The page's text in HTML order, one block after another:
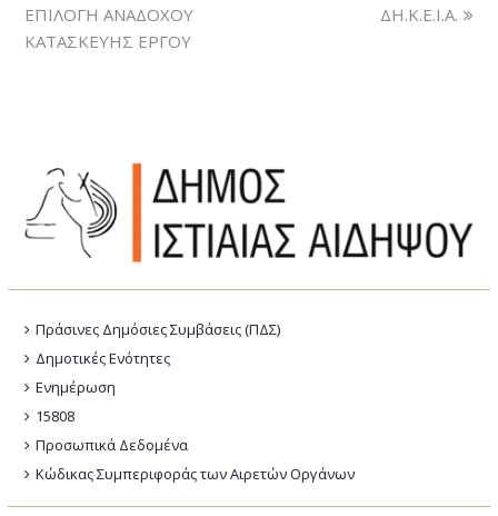
ΕΠΙΛΟΓΗ ΑΝΑΔΟΧΟΥ
ΚΑΤΑΣΚΕΥΗΣ ΕΡΓΟΥ
ΔΗ.Κ.Ε.Ι.Α.
Πράσινες Δημόσιες Συμβάσεις (ΠΔΣ)
Δημοτικές Ενότητες
Ενημέρωση
15808
Προσωπικά Δεδομένα
Κώδικας Συμπεριφοράς των Αιρετών Οργάνων